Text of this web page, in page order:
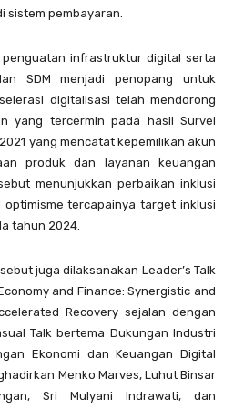
sistem pembayaran.
penguatan infrastruktur digital serta
SDM menjadi penopang untuk
digitalisasi telah mendorong
yang tercermin pada hasil Survei
yang mencatat kepemilikan akun
produk dan layanan keuangan
menunjukkan perbaikan inklusi
tercapainya target inklusi
tahun 2024.
juga dilaksanakan Leader’s Talk
and Finance: Synergistic and
Recovery sejalan dengan
Talk bertema Dukungan Industri
Ekonomi dan Keuangan Digital
Menko Marves, Luhut Binsar
Sri Mulyani Indrawati, dan